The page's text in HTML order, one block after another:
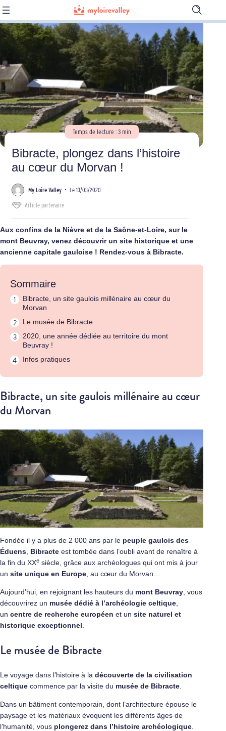
Ouvrir
la
de
Temps de lecture : 3 min
Bibracte, plongez dans l’histoire
au cœur du Morvan !
My Loire Valley • Le 13/03/2020
Article partenaire
Aux confins de la Nièvre et de la Saône-et-Loire, sur le
mont Beuvray, venez découvrir un site historique et une
ancienne capitale gauloise ! Rendez-vous à Bibracte.
Sommaire
Bibracte, un site gaulois millénaire au cœur du
Morvan
Le musée de Bibracte
2020, une année dédiée au territoire du mont
Beuvray !
Infos pratiques
Bibracte, un site gaulois millénaire au cœur
du Morvan
Fondée il y a plus de 2 000 ans par le peuple gaulois des
Éduens Bibracte est tombée dans l’oubli avant de renaître à
la fin du XXe siècle, grâce aux archéologues qui ont mis à jour
un site unique en Europe , au cœur du Morvan…
Aujourd’hui, en rejoignant les hauteurs du mont Beuvray , vous
découvrirez un musée dédié à l’archéologie celtique
un centre de recherche européen et un site naturel et
historique exceptionnel
Le musée de Bibracte
Le voyage dans l’histoire à la découverte de la civilisation
celtique commence par la visite du musée de Bibracte
Dans un bâtiment contemporain, dont l’architecture épouse le
paysage et les matériaux évoquent les différents âges de
l’humanité, vous plongerez dans l’histoire archéologique